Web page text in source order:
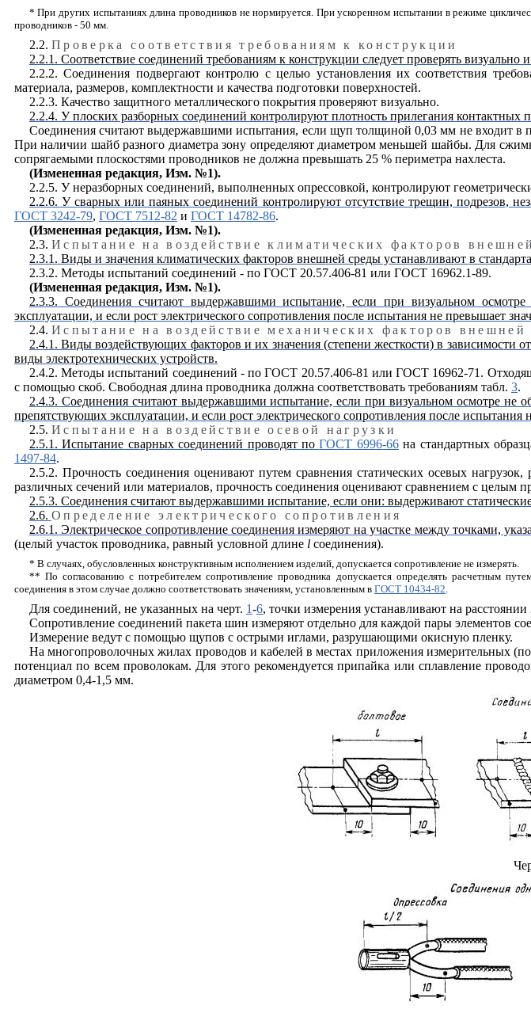
* При других испытаниях длина проводников не нормируется. При ускоренном испытании в режиме
проводников - 50 мм.
2.2. Проверка соответствия требованиям к конструкции
2.2.1. Соответствие соединений требованиям к конструкции следует проверять
2.2.2. Соединения подвергают контролю с целью установления их соответствия
материала, размеров, комплектности и качества подготовки поверхностей.
2.2.3. Качество защитного металлического покрытия проверяют визуально.
2.2.4. У плоских разборных соединений контролируют плотность прилегания контактных
Соединения считают выдержавшими испытания, если щуп толщиной 0,03 мм не входит в
При наличии шайб разного диаметра зону определяют диаметром меньшей шайбы. Для
сопрягаемыми плоскостями проводников не должна превышать 25 % периметра нахлеста.
(Измененная редакция, Изм. №1).
2.2.5. У неразборных соединений, выполненных опрессовкой, контролируют
2.2.6. У сварных или паяных соединений контролируют отсутствие трещин, подрезов,
ГОСТ 3242-79, ГОСТ 7512-82 и ГОСТ 14782-86.
(Измененная редакция, Изм. №1).
2.3. Испытание на воздействие климатических факторов
2.3.1. Виды и значения климатических факторов внешней среды устанавливают в
2.3.2. Методы испытаний соединений - по ГОСТ 20.57.406-81 или ГОСТ 16962.1-89.
(Измененная редакция, Изм. №1).
2.3.3. Соединения считают выдержавшими испытание, если при визуальном
эксплуатации, и если рост электрического сопротивления после испытания не превышает
2.4. Испытание на воздействие механических факторов внешней
2.4.1. Виды воздействующих факторов и их значения (степени жесткости) в зависимости
виды электротехнических устройств.
2.4.2. Методы испытаний соединений - по ГОСТ 20.57.406-81 или ГОСТ 16962-71.
с помощью скоб. Свободная длина проводника должна соответствовать требованиям табл. 3.
2.4.3. Соединения считают выдержавшими испытание, если при визуальном осмотре не
препятствующих эксплуатации, и если рост электрического сопротивления после
2.5. Испытание на воздействие осевой нагрузки
2.5.1. Испытание сварных соединений проводят поГОСТ 6996-66на стандартных
1497-84.
2.5.2. Прочность соединения оценивают путем сравнения статических осевых
различных сечений или материалов, прочность соединения оценивают сравнением с целым
2.5.3. Соединения считают выдержавшими испытание, если они: выдерживают
2.6. Определение электрического сопротивления
2.6.1. Электрическое сопротивление соединения измеряют на участке между точками,
(целый участок проводника, равный условной длине l соединения).
* В случаях, обусловленных конструктивным исполнением изделий, допускается сопротивление не измерять.
** По согласованию с потребителем сопротивление проводника допускается определять расчетным
соединения в этом случае должно соответствовать значениям, установленным в ГОСТ 10434-82.
Для соединений, не указанных на черт. 1-6, точки измерения устанавливают на
Сопротивление соединений пакета шин измеряют отдельно для каждой пары элементов
Измерение ведут с помощью щупов с острыми иглами, разрушающими окисную пленку.
На многопроволочных жилах проводов и кабелей в местах приложения измерительных
потенциал по всем проволокам. Для этого рекомендуется припайка или сплавление
диаметром 0,4-1,5 мм.